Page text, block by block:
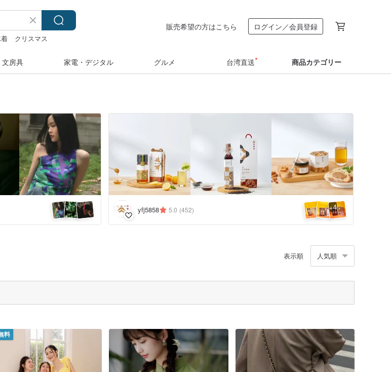
クリスマス
販売希望の方はこちら ログイン／会員登録
文房具 家電・デジタル グルメ 台湾直送 商品カテゴリー
yfj5858 5.0 (452) +4
表示順 人気順
料